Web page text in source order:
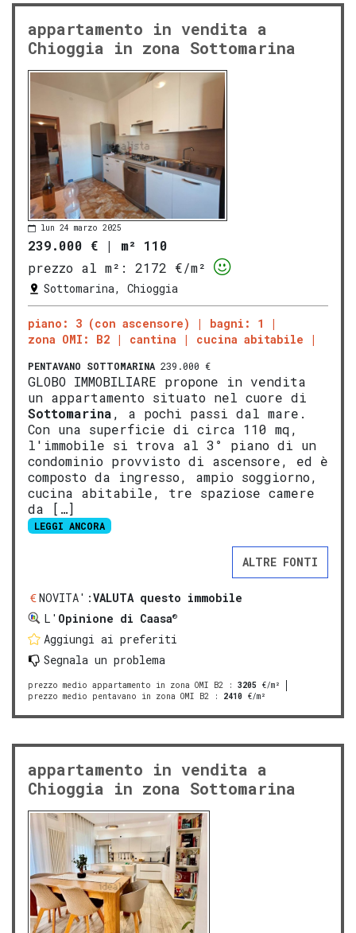
appartamento in vendita a
Chioggia in zona Sottomarina
lun 24 marzo 2025
239.000 € | m² 110
prezzo al m²:
2172 €/m²
Sottomarina, Chioggia
piano: 3 (con ascensore)
bagni: 1
zona OMI: B2
cantina cucina abitabile
PENTAVANO SOTTOMARINA 239.000 €
GLOBO IMMOBILIARE propone in vendita
un appartamento situato nel cuore di
Sottomarina, a pochi passi dal mare.
Con una superficie di circa 110 mq,
l'immobile si trova al 3° piano di un
condominio provvisto di ascensore, ed è
composto da ingresso, ampio soggiorno,
cucina abitabile, tre spaziose camere
da […]
LEGGI ANCORA
ALTRE FONTI
NOVITA':VALUTA questo immobile
L' Opinione di Caasa®
Aggiungi ai preferiti
Segnala un problema
prezzo medio appartamento in zona OMI B2 : 3205 €/m²
prezzo medio pentavano in zona OMI B2 : 2410 €/m²
appartamento in vendita a
Chioggia in zona Sottomarina